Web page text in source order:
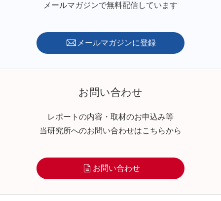
メールマガジンで無料配信しています
メールマガジンに登録
お問い合わせ
レポートの内容・取材のお申込み等
当研究所へのお問い合わせはこちらから
お問い合わせ